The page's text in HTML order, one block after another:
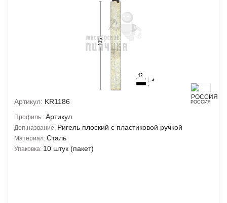
Артикул: KR1186 РОССИЯ
Профиль : Артикул
Доп.название: Ригель плоский с пластиковой ручкой
Материал: Сталь
Упаковка: 10 штук (пакет)